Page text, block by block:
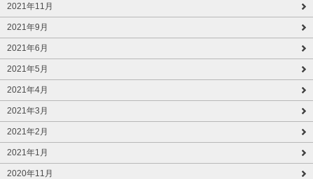
2021年11月
2021年9月
2021年6月
2021年5月
2021年4月
2021年3月
2021年2月
2021年1月
2020年11月